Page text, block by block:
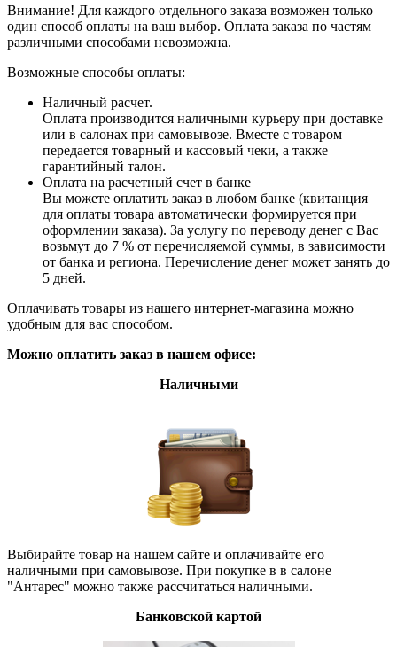
Внимание! Для каждого отдельного заказа возможен только
один способ оплаты на ваш выбор. Оплата заказа по частям
различными способами невозможна.
Возможные способы оплаты:
Наличный расчет.
Оплата производится наличными курьеру при доставке
или в салонах при самовывозе. Вместе с товаром
передается товарный и кассовый чеки, а также
гарантийный талон.
Оплата на расчетный счет в банке
Вы можете оплатить заказ в любом банке (квитанция
для оплаты товара автоматически формируется при
оформлении заказа). За услугу по переводу денег с Вас
возьмут до 7 % от перечисляемой суммы, в зависимости
от банка и региона. Перечисление денег может занять до
5 дней.
Оплачивать товары из нашего интернет-магазина можно
удобным для вас способом.
Можно оплатить заказ в нашем офисе:
Наличными
Выбирайте товар на нашем сайте и оплачивайте его
наличными при самовывозе. При покупке в в салоне
"Антарес" можно также рассчитаться наличными.
Банковской картой